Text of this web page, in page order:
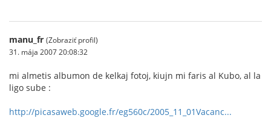
manu_fr (Zobraziť profil)
31. mája 2007 20:08:32
mi almetis albumon de kelkaj fotoj, kiujn mi faris al Kubo, al la
ligo sube :
http://picasaweb.google.fr/eg560c/2005_11_01Vacanc...